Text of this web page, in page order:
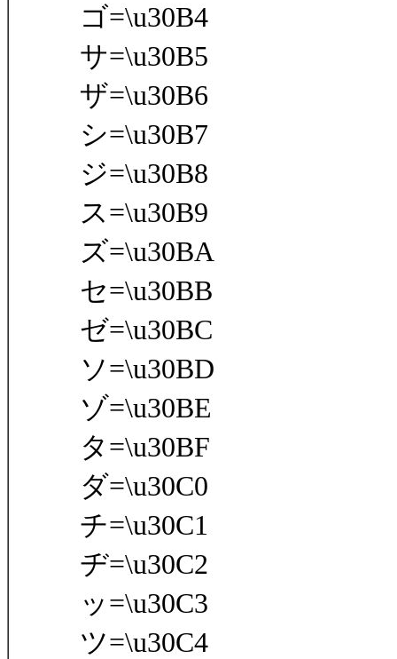
ゴ=\u30B4
サ=\u30B5
ザ=\u30B6
シ=\u30B7
ジ=\u30B8
ス=\u30B9
ズ=\u30BA
セ=\u30BB
ゼ=\u30BC
ソ=\u30BD
ゾ=\u30BE
タ=\u30BF
ダ=\u30C0
チ=\u30C1
ヂ=\u30C2
ッ=\u30C3
ツ=\u30C4